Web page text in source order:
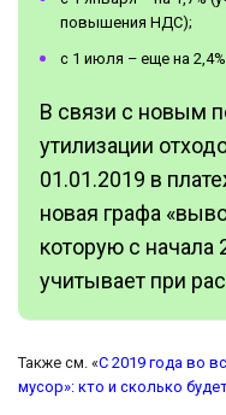
повышения НДС);
с 1 июля – еще на 2,4%.
В связи с новым
утилизации
01.01.2019 в
новая графа
которую с начала
учитывает при
Также см. «С 2019 года во
мусор»: кто и сколько